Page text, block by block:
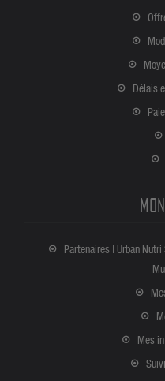
Délais
Partenaires | Urban
Mes